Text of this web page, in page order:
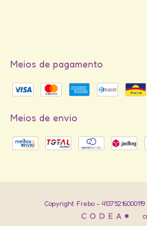
Meios de pagamento
Meios de envio
Copyright Frebo -